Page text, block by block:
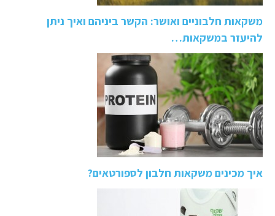
משקאות חלבוניים ואושר: הקשר ביניהם ואיך ניתן
להיעזר במשקאות…
איך מכינים משקאות חלבון לספורטאים?